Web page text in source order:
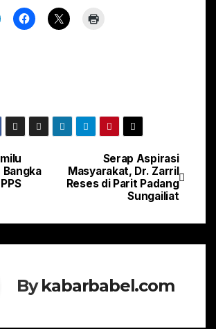
Serap Aspirasi
Masyarakat, Dr. Zarril
Reses di Parit Padang
Sungailiat
Bykabarbabel.com